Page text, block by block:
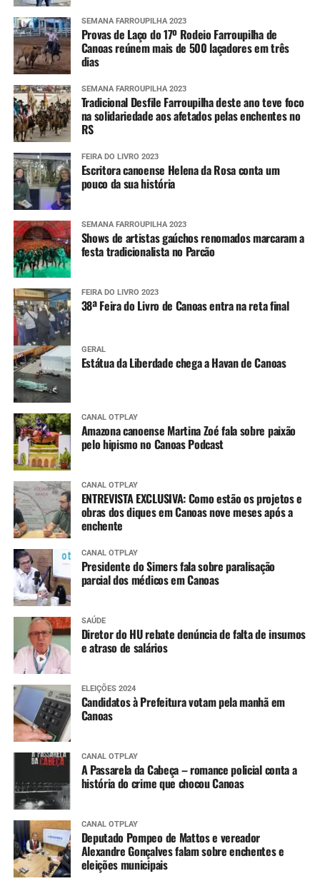
SEMANA FARROUPILHA 2023
Provas de Laço do 17º Rodeio Farroupilha de
Canoas reúnem mais de 500 laçadores em três
dias
SEMANA FARROUPILHA 2023
Tradicional Desfile Farroupilha deste ano teve foco
na solidariedade aos afetados pelas enchentes no
RS
FEIRA DO LIVRO 2023
Escritora canoense Helena da Rosa conta um
pouco da sua história
SEMANA FARROUPILHA 2023
Shows de artistas gaúchos renomados marcaram a
festa tradicionalista no Parcão
FEIRA DO LIVRO 2023
38ª Feira do Livro de Canoas entra na reta final
GERAL
Estátua da Liberdade chega a Havan de Canoas
CANAL OTPLAY
Amazona canoense Martina Zoé fala sobre paixão
pelo hipismo no Canoas Podcast
CANAL OTPLAY
ENTREVISTA EXCLUSIVA: Como estão os projetos e
obras dos diques em Canoas nove meses após a
enchente
CANAL OTPLAY
Presidente do Simers fala sobre paralisação
parcial dos médicos em Canoas
SAÚDE
Diretor do HU rebate denúncia de falta de insumos
e atraso de salários
ELEIÇÕES 2024
Candidatos à Prefeitura votam pela manhã em
Canoas
CANAL OTPLAY
A Passarela da Cabeça – romance policial conta a
história do crime que chocou Canoas
CANAL OTPLAY
Deputado Pompeo de Mattos e vereador
Alexandre Gonçalves falam sobre enchentes e
eleições municipais